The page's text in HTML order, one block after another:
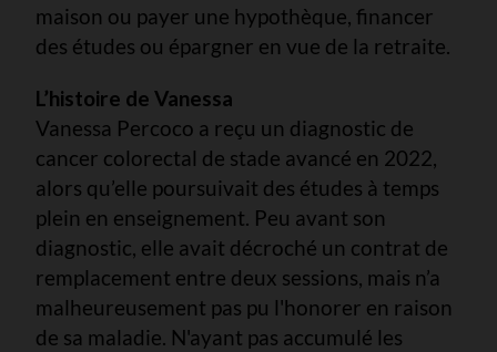
maison ou payer une hypothèque, financer
des études ou épargner en vue de la retraite.
L’histoire de Vanessa
Vanessa Percoco a reçu un diagnostic de
cancer colorectal de stade avancé en 2022,
alors qu’elle poursuivait des études à temps
plein en enseignement. Peu avant son
diagnostic, elle avait décroché un contrat de
remplacement entre deux sessions, mais n’a
malheureusement pas pu l'honorer en raison
de sa maladie. N'ayant pas accumulé les